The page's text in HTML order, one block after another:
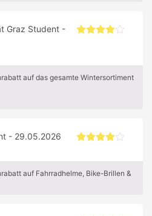
Graz Student -
auf das gesamte Wintersortiment
- 29.05.2026
auf Fahrradhelme, Bike-Brillen &